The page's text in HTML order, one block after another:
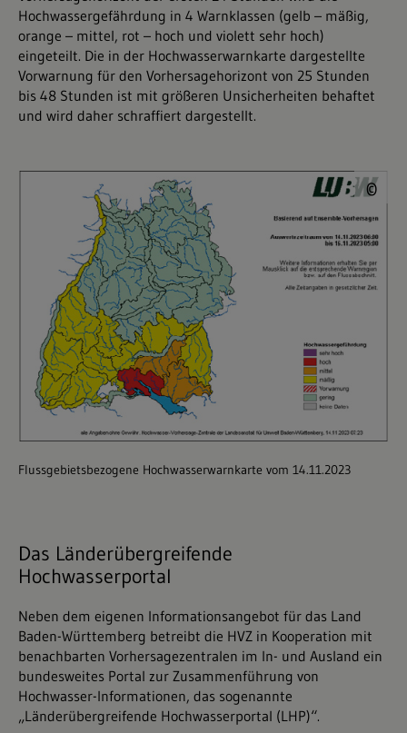
Hochwassergefährdung in 4 Warnklassen (gelb – mäßig,
orange – mittel, rot – hoch und violett sehr hoch)
eingeteilt. Die in der Hochwasserwarnkarte dargestellte
Vorwarnung für den Vorhersagehorizont von 25 Stunden
bis 48 Stunden ist mit größeren Unsicherheiten behaftet
und wird daher schraffiert dargestellt.
©
Flussgebietsbezogene Hochwasserwarnkarte vom 14.11.2023
Das Länderübergreifende
Hochwasserportal
Neben dem eigenen Informationsangebot für das Land
Baden-Württemberg betreibt die HVZ in Kooperation mit
benachbarten Vorhersagezentralen im In- und Ausland ein
bundesweites Portal zur Zusammenführung von
Hochwasser-Informationen, das sogenannte
„Länderübergreifende Hochwasserportal (LHP)“.